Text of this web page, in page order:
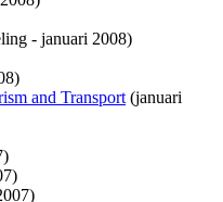
- januari 2008)
and Transport(januari